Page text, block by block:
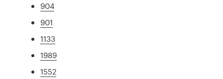
904
901
1133
1989
1552